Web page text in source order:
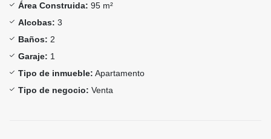
Área Construida: 95 m²
Alcobas: 3
Baños: 2
Garaje: 1
Tipo de inmueble: Apartamento
Tipo de negocio: Venta